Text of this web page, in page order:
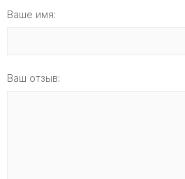
Ваше имя:
Ваш отзыв: